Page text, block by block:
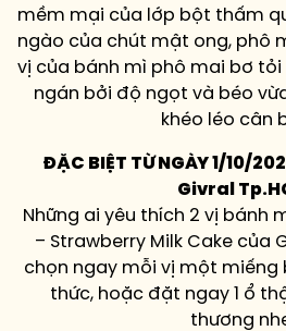
mềm mại của lớp bột thấm
ngào của chút mật ong, phô
vị của bánh mì phô mai bơ
ngán bởi độ ngọt và béo
khéo léo cân
ĐẶC BIỆT TỪ NGÀY 1/10/
Givral
Những ai yêu thích 2 vị bánh
– Strawberry Milk Cake của
chọn ngay mỗi vị một miếng
thức, hoặc đặt ngay 1 ổ
thương